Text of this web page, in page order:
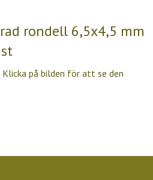
rondell 6,5x4,5 mm
på bilden för att se den